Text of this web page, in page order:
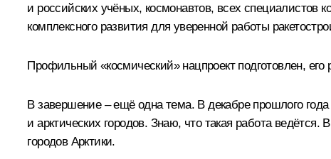
и российских учёных, космонавтов, всех специалистов
комплексного развития для уверенной работы
Профильный «космический» нацпроект подготовлен,
В завершение – ещё одна тема. В декабре прошлого
и арктических городов. Знаю, что такая работа
городов Арктики.